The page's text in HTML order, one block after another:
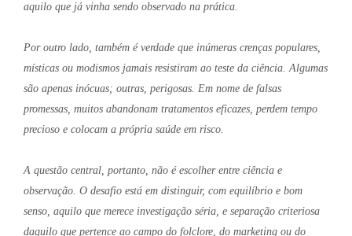
aquilo que já vinha sendo observado na prática.
Por outro lado, também é verdade que inúmeras crenças populares,
místicas ou modismos jamais resistiram ao teste da ciência. Algumas
são apenas inócuas; outras, perigosas. Em nome de falsas
promessas, muitos abandonam tratamentos eficazes, perdem tempo
precioso e colocam a própria saúde em risco.
A questão central, portanto, não é escolher entre ciência e
observação. O desafio está em distinguir, com equilíbrio e bom
senso, aquilo que merece investigação séria, e separação criteriosa
daquilo que pertence ao campo do folclore, do marketing ou do